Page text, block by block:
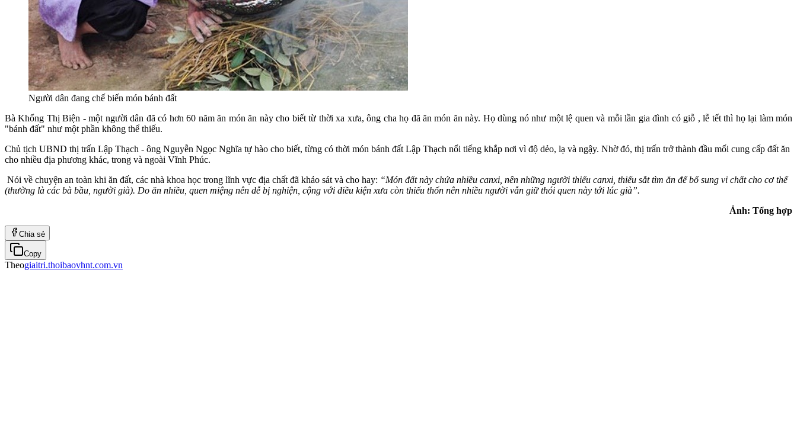
Người dân đang chế biến món bánh đất
Bà Khổng Thị Biện - một người dân đã có hơn 60 năm ăn món ăn này cho biết từ thời xa xưa, ông cha họ đã ăn món ăn này. Họ dùng nó như một lệ quen và mỗi lần gia đình có giỗ , lễ tết thì họ lại làm món
"bánh đất" như một phần không thể thiếu.
Chủ tịch UBND thị trấn Lập Thạch - ông Nguyễn Ngọc Nghĩa tự hào cho biết, từng có thời món bánh đất Lập Thạch nổi tiếng khắp nơi vì độ dẻo, lạ và ngậy. Nhờ đó, thị trấn trở thành đầu mối cung cấp đất ăn
cho nhiều địa phương khác, trong và ngoài Vĩnh Phúc.
Nói về chuyện an toàn khi ăn đất, các nhà khoa học trong lĩnh vực địa chất đã khảo sát và cho hay: “Món đất này chứa nhiều canxi, nên những người thiếu canxi, thiếu sắt tìm ăn để bổ sung vi chất cho cơ thể
(thường là các bà bầu, người già). Do ăn nhiều, quen miệng nên dễ bị nghiện, cộng với điều kiện xưa còn thiếu thốn nên nhiều người vẫn giữ thói quen này tới lúc già”.
Ảnh: Tổng hợp
Chia sẻ
Copy
Theogiaitri.thoibaovhnt.com.vn